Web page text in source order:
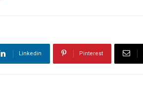
Linkedin Pinterest